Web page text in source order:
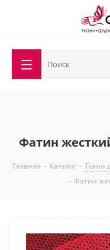
Фатин
Главная - Каталог - Ткани
- Фатин